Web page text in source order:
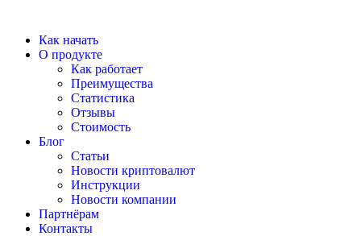
Как начать
О продукте
Как работает
Преимущества
Статистика
Отзывы
Стоимость
Блог
Статьи
Новости криптовалют
Инструкции
Новости компании
Партнёрам
Контакты